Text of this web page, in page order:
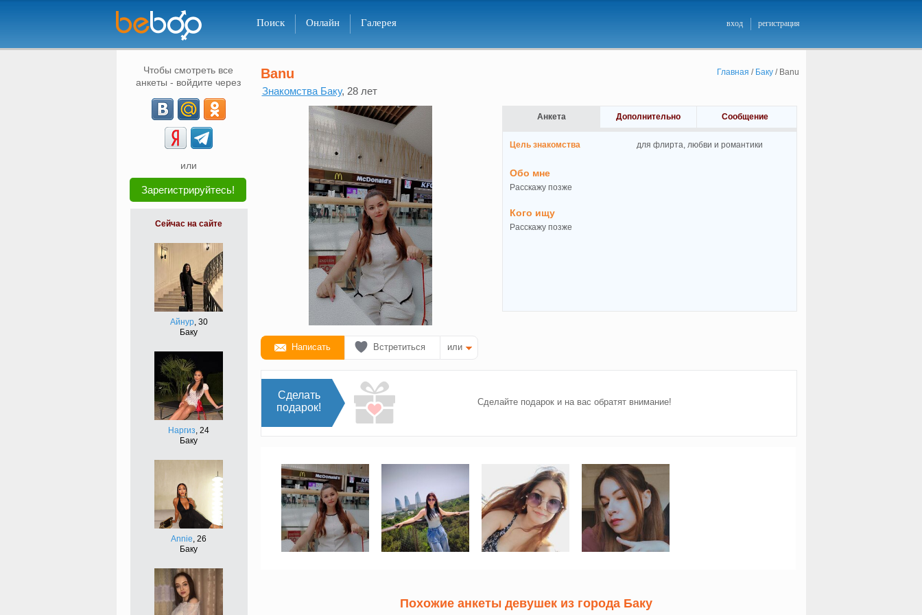
Поиск Онлайн Галерея вход регистрация
Чтобы смотреть все
анкеты - войдите через
или
Зарегистрируйтесь!
Сейчас на сайте
Айнур, 30
Баку
Наргиз, 24
Баку
Annie, 26
Баку
Главная / Баку/ Banu
Banu
Знакомства Баку, 28 лет
Написать Встретиться или
Анкета Дополнительно Сообщение
Цель знакомства для флирта, любви и романтики
Обо мне
Расскажу позже
Кого ищу
Расскажу позже
Сделать
подарок!
Сделайте подарок и на вас обратят внимание!
Похожие анкеты девушек из города Баку